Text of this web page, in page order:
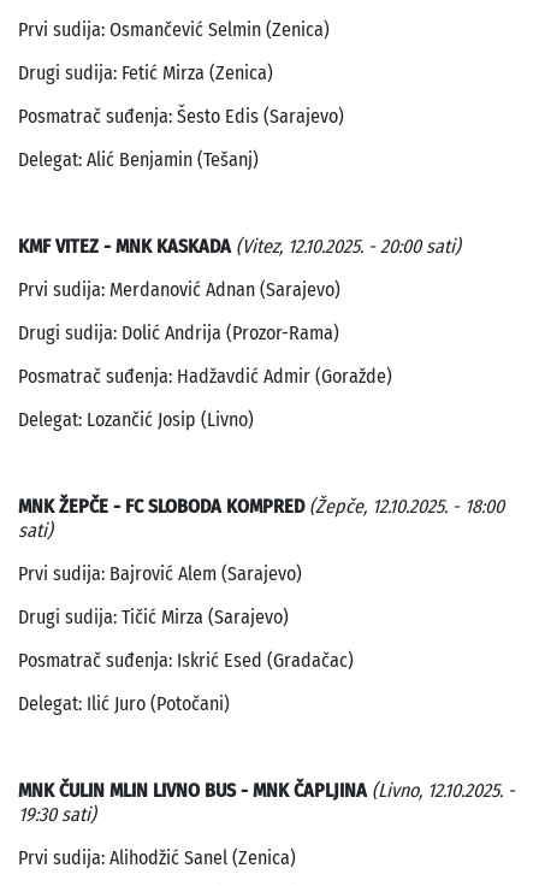
Prvi sudija: Osmančević Selmin (Zenica)
Drugi sudija: Fetić Mirza (Zenica)
Posmatrač suđenja: Šesto Edis (Sarajevo)
Delegat: Alić Benjamin (Tešanj)
KMF VITEZ - MNK KASKADA (Vitez, 12.10.2025. - 20:00 sati)
Prvi sudija: Merdanović Adnan (Sarajevo)
Drugi sudija: Dolić Andrija (Prozor-Rama)
Posmatrač suđenja: Hadžavdić Admir (Goražde)
Delegat: Lozančić Josip (Livno)
MNK ŽEPČE - FC SLOBODA KOMPRED (Žepče, 12.10.2025. - 18:00
sati)
Prvi sudija: Bajrović Alem (Sarajevo)
Drugi sudija: Tičić Mirza (Sarajevo)
Posmatrač suđenja: Iskrić Esed (Gradačac)
Delegat: Ilić Juro (Potočani)
MNK ČULIN MLIN LIVNO BUS - MNK ČAPLJINA (Livno, 12.10.2025. -
19:30 sati)
Prvi sudija: Alihodžić Sanel (Zenica)